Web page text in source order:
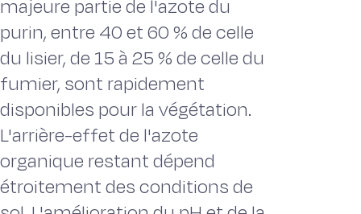
majeure partie de l'azote du
purin, entre 40 et 60 % de celle
du lisier, de 15 à 25 % de celle du
fumier, sont rapidement
disponibles pour la végétation.
L'arrière-effet de l'azote
organique restant dépend
étroitement des conditions de